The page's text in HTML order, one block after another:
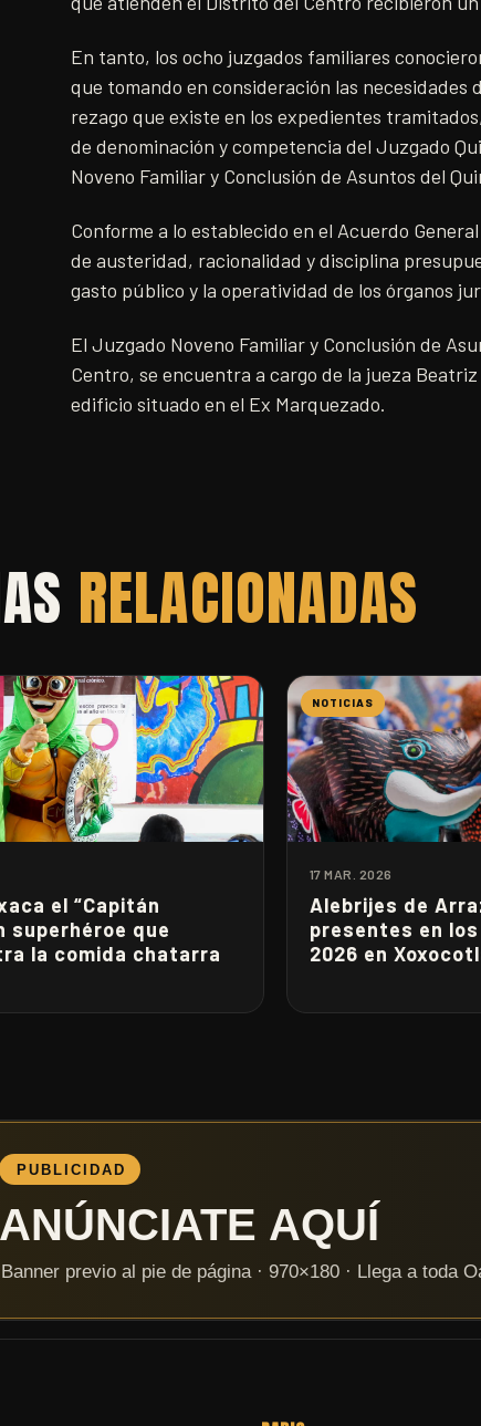
En tanto, los ocho juzgados familiares
que tomando en consideración las
rezago que existe en los expedientes
de denominación y competencia del Juzgado
Noveno Familiar y Conclusión de Asuntos del
Conforme a lo establecido en el Acuerdo
de austeridad, racionalidad y disciplina
gasto público y la operatividad de los órganos
El Juzgado Noveno Familiar y Conclusión de
Centro, se encuentra a cargo de la jueza
edificio situado en el Ex Marquezado.
RELACIONADAS
el “Capitán
superhéroe que
la comida chatarra
NOTICIAS
17 MAR. 2026
Alebrijes de
presentes en
2026 en